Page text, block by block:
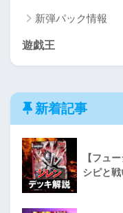
新弾パック情報
遊戯王
新着記事
【フュ
シピと戦